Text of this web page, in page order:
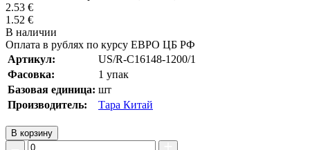
2.53 €
1.52 €
В наличии
Оплата в рублях по курсу ЕВРО ЦБ РФ
Артикул:
US/R-C16148-1200/1
Фасовка:
1 упак
Базовая единица: шт
Производитель:
Тара Китай
В корзину